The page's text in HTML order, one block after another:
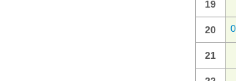
19
20
21